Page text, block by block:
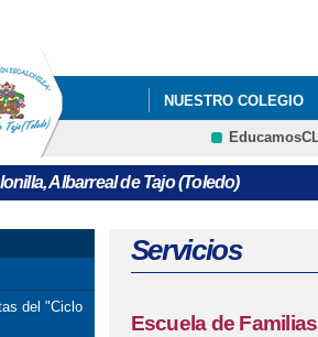
NUESTRO COLEGIO
CRFP
Albarreal de Tajo (Toledo)
usted aquí
del "Ciclo
Servicios
Escuela de Familias